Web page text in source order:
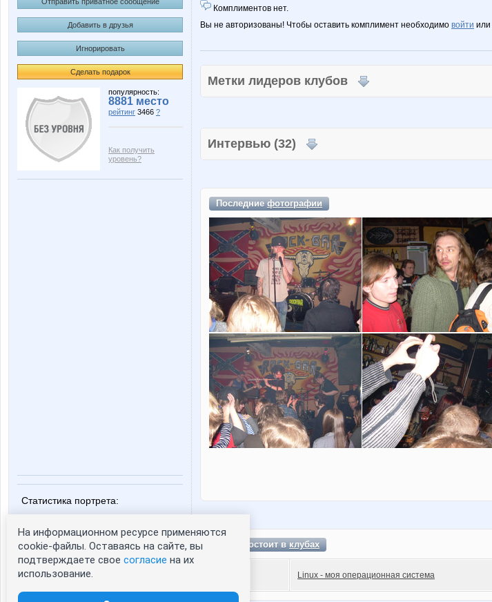
Добавить в друзья
Игнорировать
Сделать подарок
популярность:
8881 место
рейтинг 3466 ?
Как получить
уровень?
Статистика портрета:
зарегистрированные пользователи
посетившие портрет за 7 дней - 0
Комплиментов нет.
Вы не авторизованы! Чтобы оставить комплимент необходимо войти или
Метки лидеров клубов
Интервью (32)
Последниефотографии
Lex38 состоит вклубах
Linux - моя операционная система
На информационном ресурсе применяются
cookie-файлы. Оставаясь на сайте, вы
подтверждаете свое согласие на их
использование.